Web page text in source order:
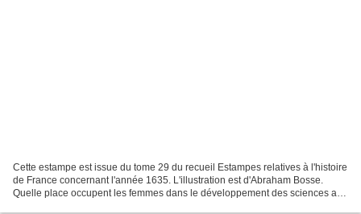
Cette estampe est issue du tome 29 du recueil Estampes relatives à l'histoire
de France concernant l'année 1635. L'illustration est d'Abraham Bosse.
Quelle place occupent les femmes dans le développement des sciences aux